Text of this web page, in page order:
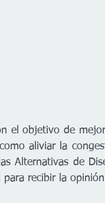
el objetivo de
aliviar la
Alternativas de
para recibir la